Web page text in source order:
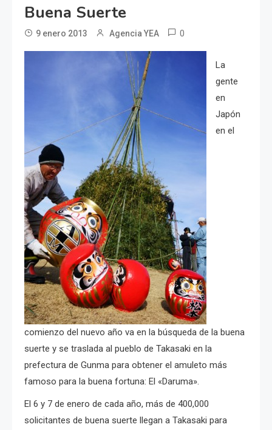
Buena Suerte
9 enero 2013 Agencia YEA 0
La
gente
en
Japón
en el
comienzo del nuevo año va en la búsqueda de la buena
suerte y se traslada al pueblo de Takasaki en la
prefectura de Gunma para obtener el amuleto más
famoso para la buena fortuna: El «Daruma».
El 6 y 7 de enero de cada año, más de 400,000
solicitantes de buena suerte llegan a Takasaki para